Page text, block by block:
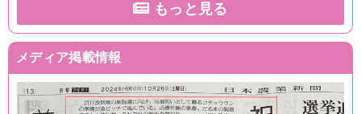
もっと見る
メディア掲載情報